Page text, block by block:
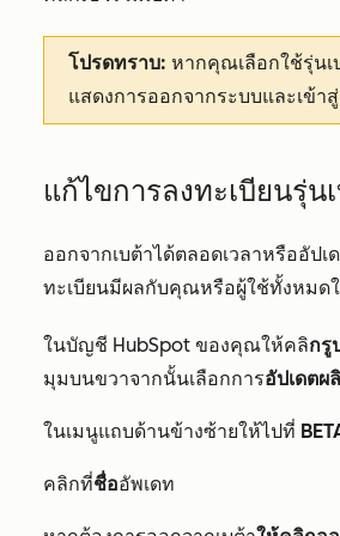
โปรดทราบ: หากคุณเลือกใช้รุ่นเ
แสดงการออกจากระบบและเข้า
แก้ไขการลงทะเบียนรุ่น
ออกจากเบต้าได้ตลอดเวลาหรืออัปเ
ทะเบียนมีผลกับคุณหรือผู้ใช้ทั้งหมด
ในบัญชี HubSpot ของคุณให้คลิกรู
มุมบนขวาจากนั้นเลือกการอัปเดต
ในเมนูแถบด้านข้างซ้ายให้ไปที่
คลิกที่ชื่ออัพเดท